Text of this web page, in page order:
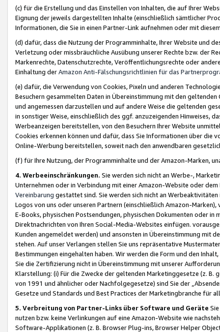
(c) für die Erstellung und das Einstellen von Inhalten, die auf Ihrer
Eignung der jeweils dargestellten Inhalte (einschließlich sämtlicher
Informationen, die Sie in einen Partner-Link aufnehmen oder mit
(d) dafür, dass die Nutzung der Programminhalte, Ihrer Website und
Verletzung oder missbräuchliche Ausübung unserer Rechte bzw. der
Markenrechte, Datenschutzrechte, Veröffentlichungsrechte oder
Einhaltung derAmazon Anti-Fälschungsrichtlinien für das
(e) dafür, die Verwendung von Cookies, Pixeln und anderen
Besuchern gesammelten Daten in Übereinstimmung mit den
und angemessen darzustellen und auf andere Weise die geltenden
in sonstiger Weise, einschließlich des ggf. anzuzeigenden Hinweises,
Werbeanzeigen bereitstellen, von den Besuchern Ihrer Website
Cookies erkennen können und dafür, dass Sie Informationen über die
Online-Werbung bereitstellen, soweit nach den anwendbaren
(f) für Ihre Nutzung, der Programminhalte und der Amazon-Marken,
4. Werbeeinschränkungen. Sie werden sich nicht an Werbe-,
Unternehmen oder in Verbindung mit einer Amazon-Website oder
Vereinbarung gestattet sind. Sie werden sich nicht an
Logos von uns oder unseren Partnern (einschließlich Amazon-
E-Books, physischen Postsendungen, physischen Dokumenten oder in
Direktnachrichten von Ihren Social-Media-Websites einfügen.
Kunden angemeldet werden) und ansonsten in Übereinstimmung mit
stehen. Auf unser Verlangen stellen Sie uns repräsentative
Bestimmungen eingehalten haben. Wir werden die Form und den
Sie die Zertifizierung nicht in Übereinstimmung mit unserer
Klarstellung: (i) Für die Zwecke der geltenden Marketinggesetze (z. B.
von 1991 und ähnlicher oder Nachfolgegesetze) sind Sie der
Gesetze und Standards und Best Practices der Marketingbranche für
5. Verbreitung von Partner-Links über Software und Geräte
nutzen bzw. keine Verlinkungen auf eine Amazon-Website wie
Software-Applikationen (z. B. Browser Plug-ins, Browser Helper